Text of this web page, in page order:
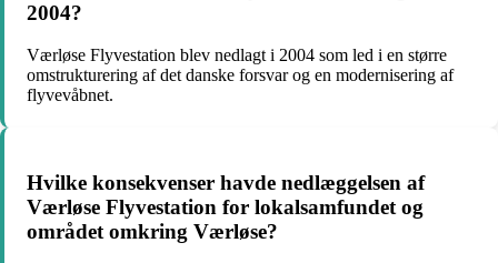
2004?
Værløse Flyvestation blev nedlagt i 2004 som led i en større
omstrukturering af det danske forsvar og en modernisering af
flyvevåbnet.
Hvilke konsekvenser havde nedlæggelsen af
Værløse Flyvestation for lokalsamfundet og
området omkring Værløse?